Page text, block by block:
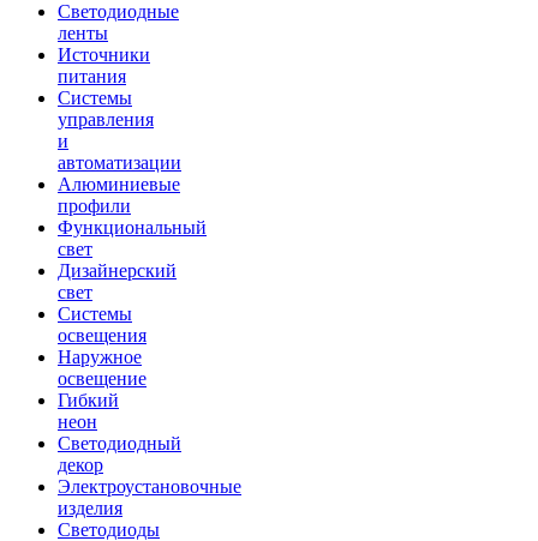
Светодиодные
ленты
Источники
питания
Системы
управления
и
автоматизации
Алюминиевые
профили
Функциональный
свет
Дизайнерский
свет
Системы
освещения
Наружное
освещение
Гибкий
неон
Светодиодный
декор
Электроустановочные
изделия
Светодиоды